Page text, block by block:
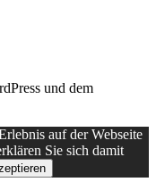
und dem
auf der Webseite
Sie sich damit